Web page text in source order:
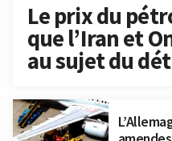
Le prix du
que l’Iran et
au sujet du